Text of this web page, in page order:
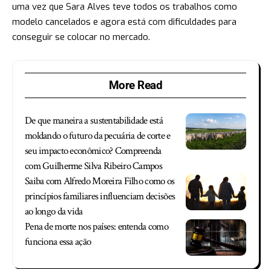
uma vez que Sara Alves teve todos os trabalhos como
modelo cancelados e agora está com dificuldades para
conseguir se colocar no mercado.
More Read
De que maneira a sustentabilidade está
moldando o futuro da pecuária de corte e
seu impacto econômico? Compreenda
com Guilherme Silva Ribeiro Campos
Saiba com Alfredo Moreira Filho como os
princípios familiares influenciam decisões
ao longo da vida
Pena de morte nos países: entenda como
funciona essa ação